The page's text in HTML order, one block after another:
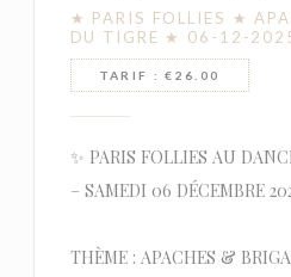
★ PARIS FOLLIES ★
DU TIGRE ★ 06-12-
TARIF : €26.00
✨ PARIS FOLLIES AU
– SAMEDI 06 DÉCEMBRE
THÈME : APACHES &